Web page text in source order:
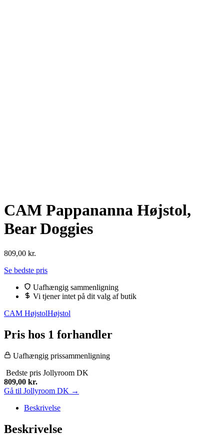
CAM Pappananna Højstol,
Bear Doggies
809,00 kr.
Se bedste pris
Uafhængig sammenligning
Vi tjener intet på dit valg af butik
CAM HøjstolHøjstol
Pris hos 1 forhandler
Uafhængig prissammenligning
Bedste pris Jollyroom DK
809,00 kr.
Gå til Jollyroom DK →
Beskrivelse
Beskrivelse